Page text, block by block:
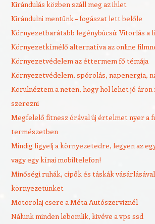
Kirándulás közben száll meg az ihlet
Kirándulni mentünk – fogászat lett belőle
Környezetbarátabb legénybúcsú: Vitorlás a
Környezetkímélő alternatíva az online
Környezetvédelem az éttermem fő témája
Környezetvédelem, spórolás, napenergia,
Körülnéztem a neten, hogy hol lehet jó
szerezni
Megfelelő fitnesz órával új értelmet nyer a
természetben
Mindig figyelj a környezetedre, legyen az
vagy egy kínai mobiltelefon!
Minőségi ruhák, cipők és táskák
környezetünket
Motorolaj csere a Méta Autószerviznél
Nálunk minden lebomlik, kivéve a vps ssd